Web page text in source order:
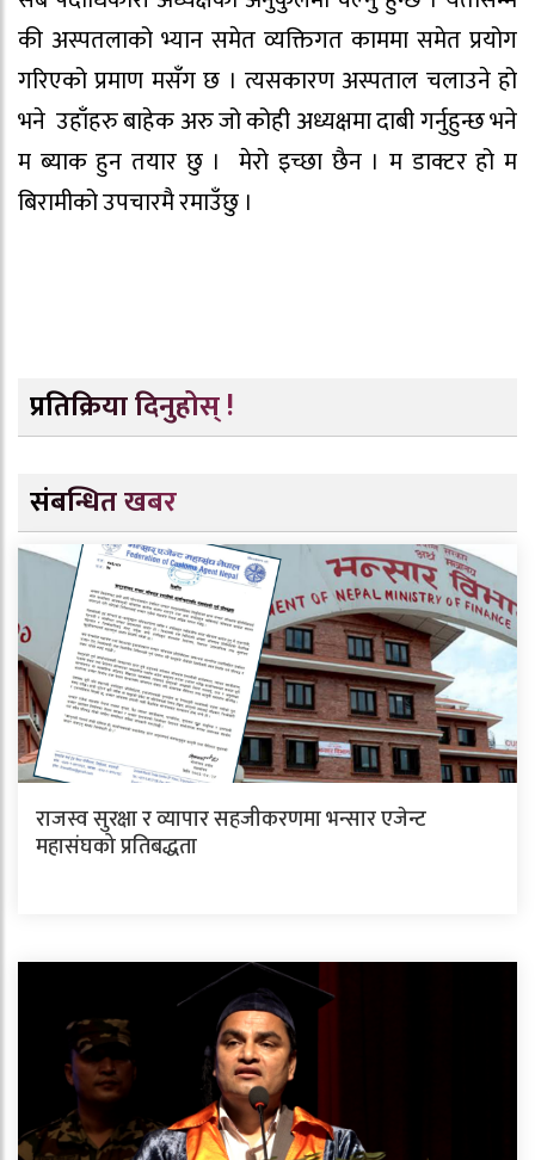
की अस्पतलाको भ्यान समेत व्यक्तिगत काममा समेत प्रयोग
गरिएको प्रमाण मसँग छ । त्यसकारण अस्पताल चलाउने हो
भने उहाँहरु बाहेक अरु जो कोही अध्यक्षमा दाबी गर्नुहुन्छ भने
म ब्याक हुन तयार छु । मेरो इच्छा छैन । म डाक्टर हो म
बिरामीको उपचारमै रमाउँछु ।
प्रतिक्रिया दिनुहोस् !
संबन्धित खबर
राजस्व सुरक्षा र व्यापार सहजीकरणमा भन्सार एजेन्ट
महासंघको प्रतिबद्धता